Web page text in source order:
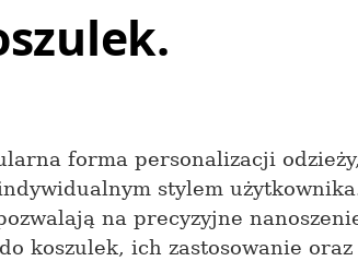
forma personalizacji
stylem
na precyzyjne
koszulek, ich zastosowanie